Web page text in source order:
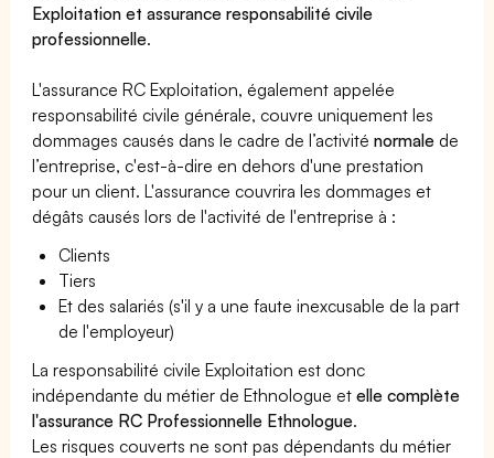
Exploitation et assurance responsabilité civile
professionnelle.
L'assurance RC Exploitation, également appelée
responsabilité civile générale, couvre uniquement les
dommages causés dans le cadre de l’activiténormale de
l’entreprise, c'est-à-dire en dehors d'une prestation
pour un client. L'assurance couvrira les dommages et
dégâts causés lors de l'activité de l'entreprise à :
Clients
Tiers
Et des salariés (s'il y a une faute inexcusable de la part
de l'employeur)
La responsabilité civile Exploitation est donc
indépendante du métier de Ethnologue etelle complète
l'assurance RC Professionnelle Ethnologue.
Les risques couverts ne sont pas dépendants du métier